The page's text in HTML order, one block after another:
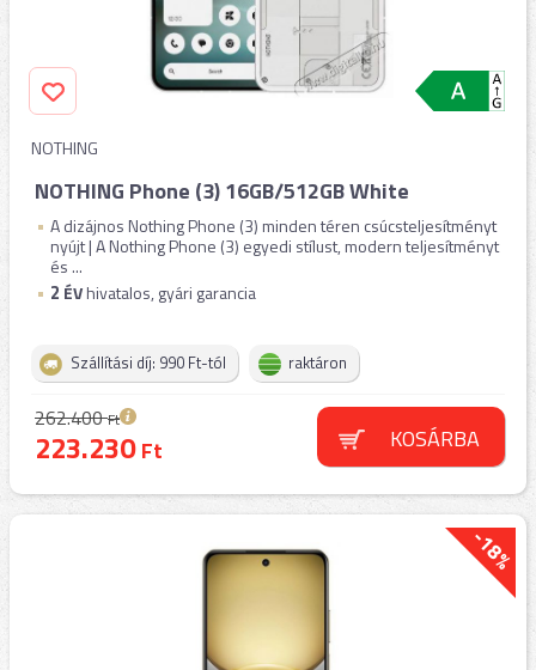
NOTHING
NOTHING Phone (3) 16GB/512GB White
A dizájnos Nothing Phone (3) minden téren csúcsteljesítményt
nyújt | A Nothing Phone (3) egyedi stílust, modern teljesítményt
és ...
2 ÉVhivatalos, gyári garancia
Szállítási díj: 990 Ft-tól raktáron
262.400Ft
223.230Ft KOSÁRBA
-18%